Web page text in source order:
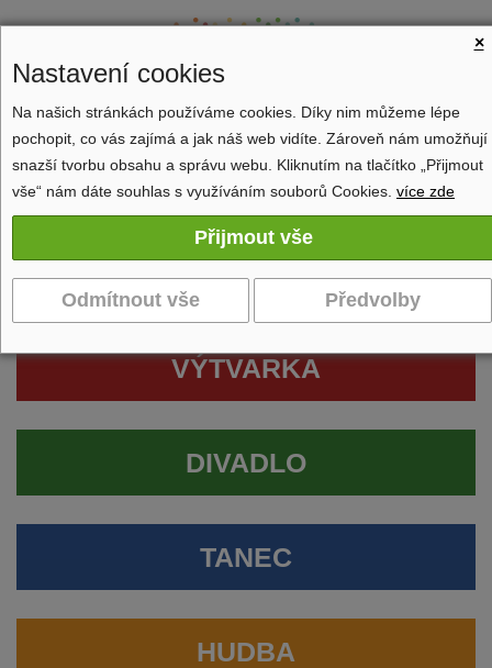
Zobrazit navigaci
VÝTVARKA
DIVADLO
TANEC
HUDBA
×
Nastavení cookies
Na našich stránkách používáme cookies. Díky nim můžeme lépe
pochopit, co vás zajímá a jak náš web vidíte. Zároveň nám umožňují
snazší tvorbu obsahu a správu webu. Kliknutím na tlačítko „Přijmout
vše“ nám dáte souhlas s využíváním souborů Cookies. více zde